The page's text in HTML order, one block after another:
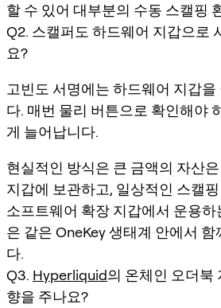
할 수 있어 대부분의 수동 스캘핑
Q2. 스캘퍼도 하드웨어 지갑으로
요?
고빈도 서명에는 하드웨어 지갑
다. 매번 물리 버튼으로 확인해야
게 늘어납니다.
현실적인 방식은 큰 금액의 자산
지갑에 보관하고, 일상적인 스캘
소프트웨어 확장 지갑에서 운용하
은 같은 OneKey 생태계 안에서 함
다.
Q3. Hyperliquid의 온체인 오더북
향을 주나요?